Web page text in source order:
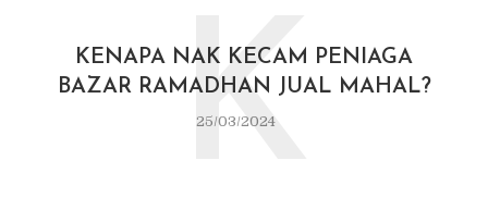
KENAPA NAK KECAM PENIAGA
BAZAR RAMADHAN JUAL MAHAL?
25/03/2024
K